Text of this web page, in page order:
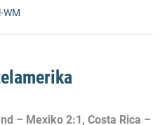
WM
– Mexiko 2:1, Costa Rica –